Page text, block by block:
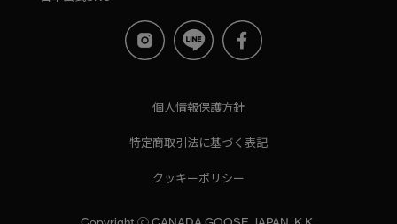
個人情報保護方針
特定商取引法に基づく表記
クッキーポリシー